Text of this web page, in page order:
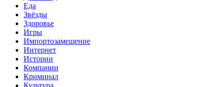
Еда
Звёзды
Здоровье
Игры
Импортозамещение
Интернет
Истории
Компании
Криминал
Культура